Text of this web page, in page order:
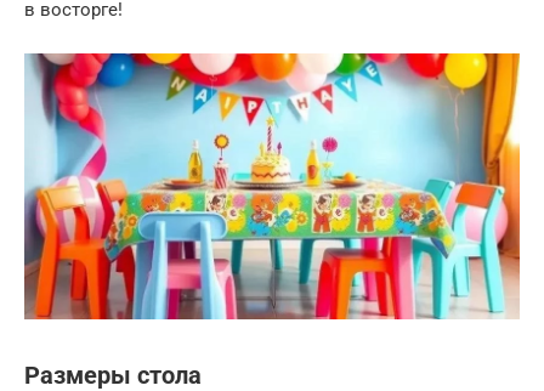
в восторге!
Размеры стола